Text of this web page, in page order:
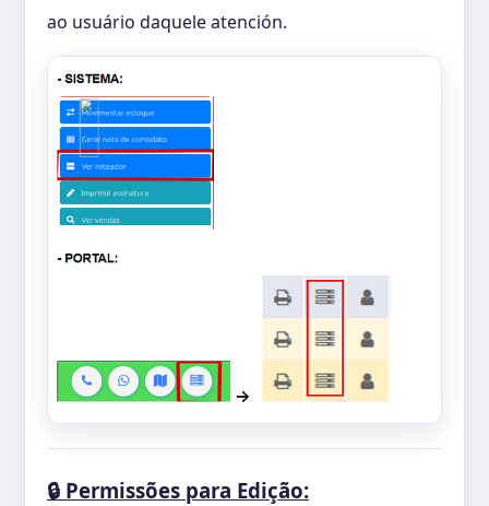
ao usuário daquele atención.
🔒 Permissões para Edição: